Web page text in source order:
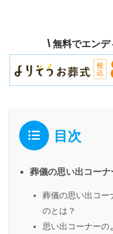
\無料でエンデ
目次
葬儀の思い出コー
葬儀の思い出コー
のとは？
思い出コーナーの